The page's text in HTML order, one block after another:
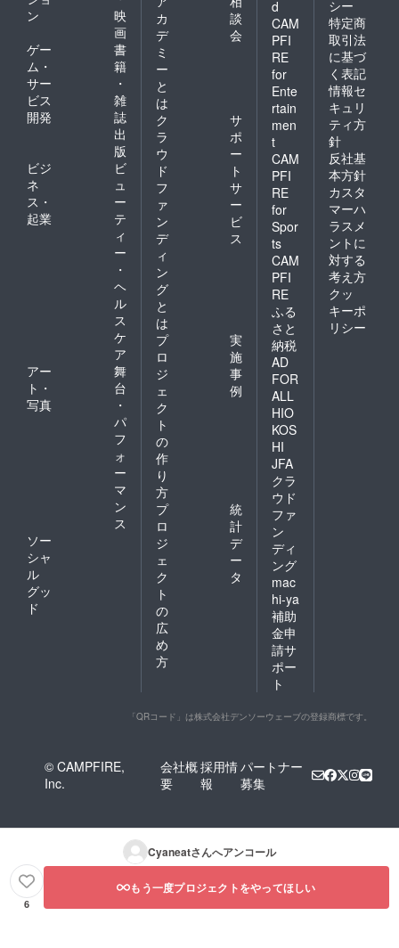
ン
映
画
ゲー
ム・
サー
ビス
開発
書
籍
・
雑
誌
出
版
ビジ
ネ
ス・
起業
ビ
ュ
ー
テ
ィ
ー
・
ヘ
ル
ス
ケ
ア
アー
ト・
写真
舞
台
・
パ
フ
ォ
ー
マ
ン
ス
ソー
シャ
ル
グッ
ド
カ
デ
ミ
ー
と
は
談
会
ク
ラ
ウ
ド
フ
ァ
ン
デ
ィ
ン
グ
と
は
サ
ポ
ー
ト
サ
ー
ビ
ス
プ
ロ
ジ
ェ
ク
ト
の
作
り
方
実
施
事
例
プ
ロ
ジ
ェ
ク
ト
の
広
め
方
統
計
デ
ー
タ
d
CAM
PFI
RE
for
Ente
rtain
men
t
CAM
PFI
RE
for
Spor
ts
CAM
PFI
RE
ふる
さと
納税
AD
FOR
ALL
HIO
KOS
HI
JFA
クラ
ウド
ファ
ン
ディ
ング
mac
hi-ya
補助
金申
請サ
ポー
ト
シー
特定商
取引法
に基づ
く表記
情報セ
キュリ
ティ方
針
反社基
本方針
カスタ
マーハ
ラスメ
ントに
対する
考え方
クッ
キーポ
リシー
「QRコード」は株式会社デンソーウェーブの登録商標です。
© CAMPFIRE,
Inc.
会社概
要
採用情
報
パートナー
募集
Cyaneatさんへアンコール
6
もう一度プロジェクトをやってほしい